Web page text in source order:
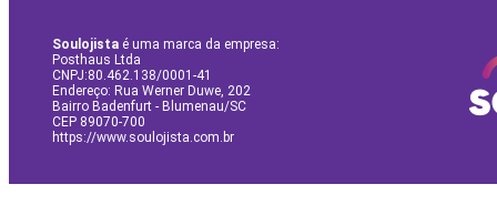
Soulojista é uma marca da empresa:
Posthaus Ltda
CNPJ:80.462.138/0001-41
Endereço: Rua Werner Duwe, 202
Bairro Badenfurt - Blumenau/SC
CEP 89070-700
https://www.soulojista.com.br